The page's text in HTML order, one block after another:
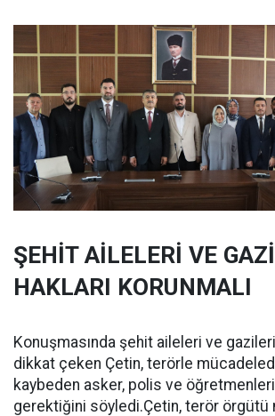
ŞEHİT AİLELERİ VE
HAKLARI KORUNMALI
Konuşmasında şehit aileleri ve
dikkat çeken Çetin, terörle
kaybeden asker, polis ve
gerektiğini söyledi.Çetin, terör örgütü